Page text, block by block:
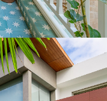
véliplanchistes et
la ville des
où villas à
s'étend
côte atlantique.